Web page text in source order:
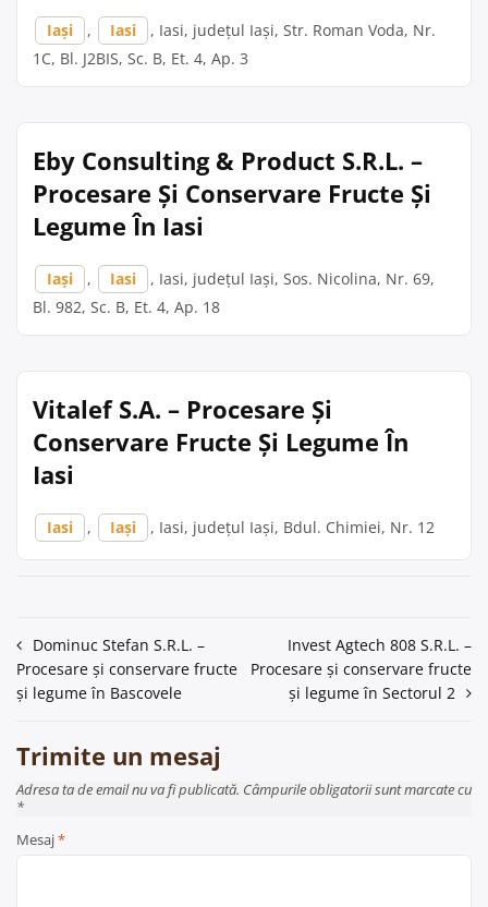
Iași , Iasi
, Iasi, județul Iași, Str. Roman Voda, Nr.
1C, Bl. J2BIS, Sc. B, Et. 4, Ap. 3
Eby Consulting & Product S.R.L. –
Procesare Și Conservare Fructe Și
Legume În Iasi
Iași , Iasi
, Iasi, județul Iași, Sos. Nicolina, Nr. 69,
Bl. 982, Sc. B, Et. 4, Ap. 18
Vitalef S.A. – Procesare Și
Conservare Fructe Și Legume În
Iasi
Iasi , Iași , Iasi, județul Iași, Bdul. Chimiei, Nr. 12
Navigare
în
Dominuc Stefan S.R.L. –
Procesare și conservare fructe
și legume în Bascovele
Invest Agtech 808 S.R.L. –
Procesare și conservare fructe
și legume în Sectorul 2
Trimite un mesaj
Adresa ta de email nu va fi publicată. Câmpurile obligatorii sunt marcate cu
*
Mesaj*